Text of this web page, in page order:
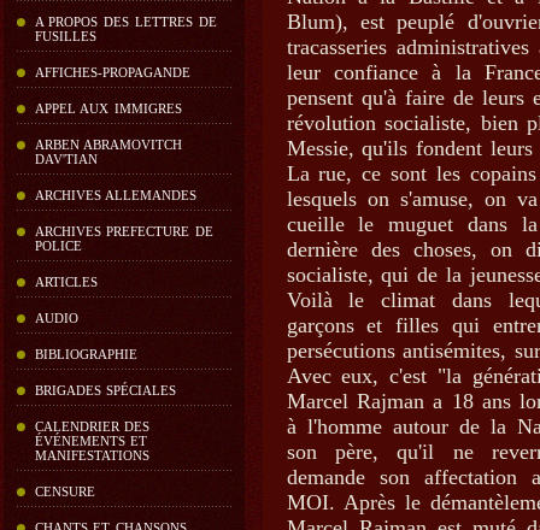
A PROPOS DES LETTRES DE
FUSILLES
AFFICHES-PROPAGANDE
APPEL AUX IMMIGRES
ARBEN ABRAMOVITCH
DAV'TIAN
ARCHIVES ALLEMANDES
ARCHIVES PREFECTURE DE
POLICE
ARTICLES
AUDIO
BIBLIOGRAPHIE
BRIGADES SPÉCIALES
CALENDRIER DES
ÉVÉNEMENTS ET
MANIFESTATIONS
CENSURE
Blum), est peuplé
tracasseries
leur confiance à la
pensent qu'à faire de leurs
révolution socialiste, bien
Messie, qu'ils fondent
La rue, ce sont les
lesquels on s'amuse, on
cueille le muguet dans
dernière des choses, on
socialiste, qui de la
Voilà le climat dans
garçons et filles qui
persécutions antisémites,
Avec eux, c'est "la
Marcel Rajman a 18 ans
à l'homme autour de la
son père, qu'il ne
demande son
MOI. Après le